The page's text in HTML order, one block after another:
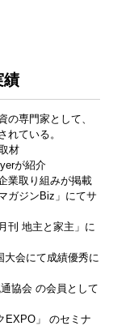
績
の専門家として、
れている。
材
が紹介
業取り組みが掲載
ガジンBiz」にてサ
刊 地主と家主」に
大会にて成績優秀に
協会 の会員として
EXPO」 のセミナ